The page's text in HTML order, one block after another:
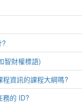
?
智財權標語)
資訊的課程大綱嗎?
務的 ID?